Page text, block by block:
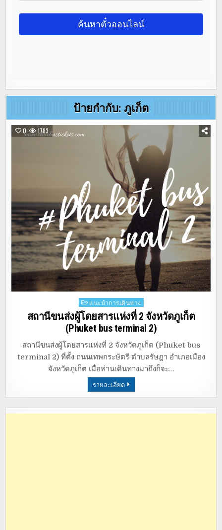
ป้ายกำกับ: ภูเก็ต
0 1783
Posted
in
แนะนำการเดินทาง
สถานีขนส่งผู้โดยสารแห่งที่ 2 จังหวัดภูเก็ต
(Phuket bus terminal 2)
สถานีขนส่งผู้โดยสารแห่งที่ 2 จังหวัดภูเก็ต (Phuket bus
terminal 2) ที่ตั้ง ถนนเทพกระษัตรี ตำบลรัษฎา อำเภอเมือง
จังหวัดภูเก็ต เมื่อท่านเดินทางมาถึงก็จะ…
รายละเอียด